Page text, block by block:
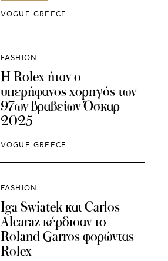
VOGUE GREECE
FASHION
Η Rolex ήταν ο
υπερήφανος χορηγός των
97ων βραβείων Όσκαρ
2025
VOGUE GREECE
FASHION
Iga Swiatek και Carlos
Alcaraz κέρδισαν το
Roland Garros φορώντας
Rolex